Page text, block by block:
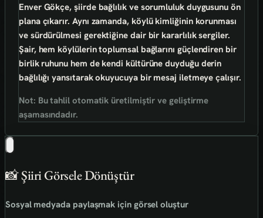
Enver Gökçe, şiirde bağlılık ve sorumluluk duygusunu ön
plana çıkarır. Aynı zamanda, köylü kimliğinin korunması
ve sürdürülmesi gerektiğine dair bir kararlılıksergiler.
Şair, hem köylülerin toplumsal bağlarını güçlendiren bir
birlikruhunu hem de kendi kültürüne duyduğu derin
bağlılığı yansıtarak okuyucuya bir mesaj iletmeye çalışır.
Not: Bu tahlil otomatik üretilmiştir ve geliştirme
aşamasındadır.
📸 Şiiri Görsele Dönüştür
Sosyal medyada paylaşmak için görsel oluştur